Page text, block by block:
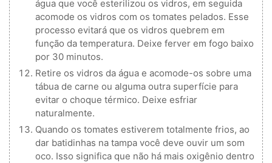
água que você esterilizou os vidros, em seguida
acomode os vidros com os tomates pelados. Esse
processo evitará que os vidros quebrem em
função da temperatura. Deixe ferver em fogo baixo
por 30 minutos.
Retire os vidros da água e acomode-os sobre uma
tábua de carne ou alguma outra superfície para
evitar o choque térmico. Deixe esfriar
naturalmente.
Quando os tomates estiverem totalmente frios, ao
dar batidinhas na tampa você deve ouvir um som
oco. Isso significa que não há mais oxigênio dentro